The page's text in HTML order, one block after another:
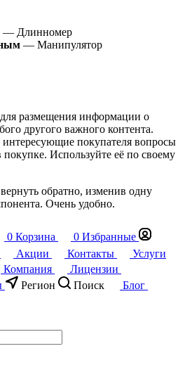
— Длинномер
— Манипулятор
размещения информации о
другого важного контента.
покупателя вопросы
покупке. Используйте её по своему
обратно, изменив одну
Очень удобно.
0 Корзина 0 Избранные
Акции Контакты
Услуги
Компания
Лицензии
Регион Поиск
Блог